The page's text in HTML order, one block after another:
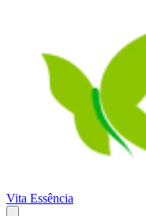
Vita Essência